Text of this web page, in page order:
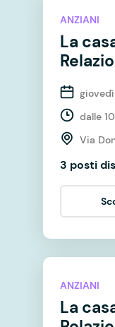
ANZIANI
La
dalle
Via
3 posti
ANZIANI
La